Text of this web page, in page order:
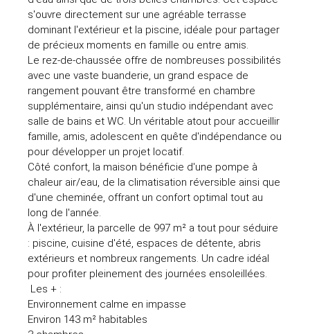
s'ouvre directement sur une agréable terrasse
dominant l'extérieur et la piscine, idéale pour partager
de précieux moments en famille ou entre amis.
Le rez-de-chaussée offre de nombreuses possibilités
avec une vaste buanderie, un grand espace de
rangement pouvant être transformé en chambre
supplémentaire, ainsi qu'un studio indépendant avec
salle de bains et WC. Un véritable atout pour accueillir
famille, amis, adolescent en quête d'indépendance ou
pour développer un projet locatif.
Côté confort, la maison bénéficie d'une pompe à
chaleur air/eau, de la climatisation réversible ainsi que
d'une cheminée, offrant un confort optimal tout au
long de l'année.
À l'extérieur, la parcelle de 997 m² a tout pour séduire
: piscine, cuisine d'été, espaces de détente, abris
extérieurs et nombreux rangements. Un cadre idéal
pour profiter pleinement des journées ensoleillées.
Les + :
Environnement calme en impasse
Environ 143 m² habitables